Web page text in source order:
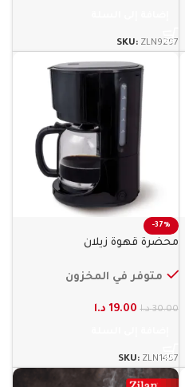
SKU: ZLN9297
-37%
محضرة قهوة زيلان
متوفر في المخزون
30.00 د.ا 19.00 د.ا
SKU: ZLN1457